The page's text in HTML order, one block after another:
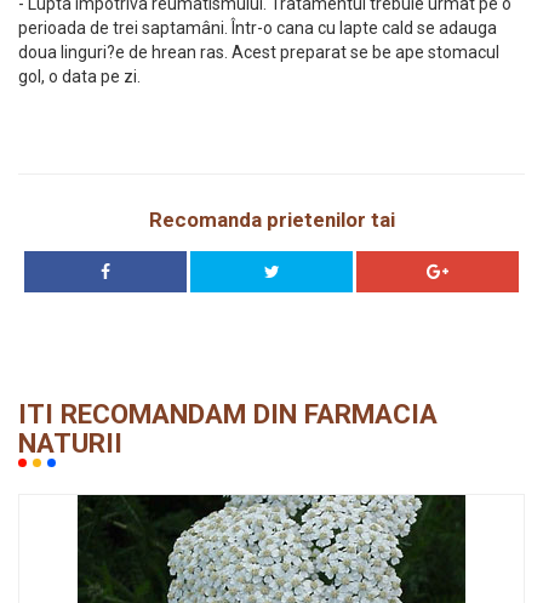
perioada de trei saptamâni. Într-o cana cu lapte cald se adauga
doua linguri?e de hrean ras. Acest preparat se be ape stomacul
gol, o data pe zi.
Recomanda prietenilor tai
ITI RECOMANDAM DIN FARMACIA
NATURII